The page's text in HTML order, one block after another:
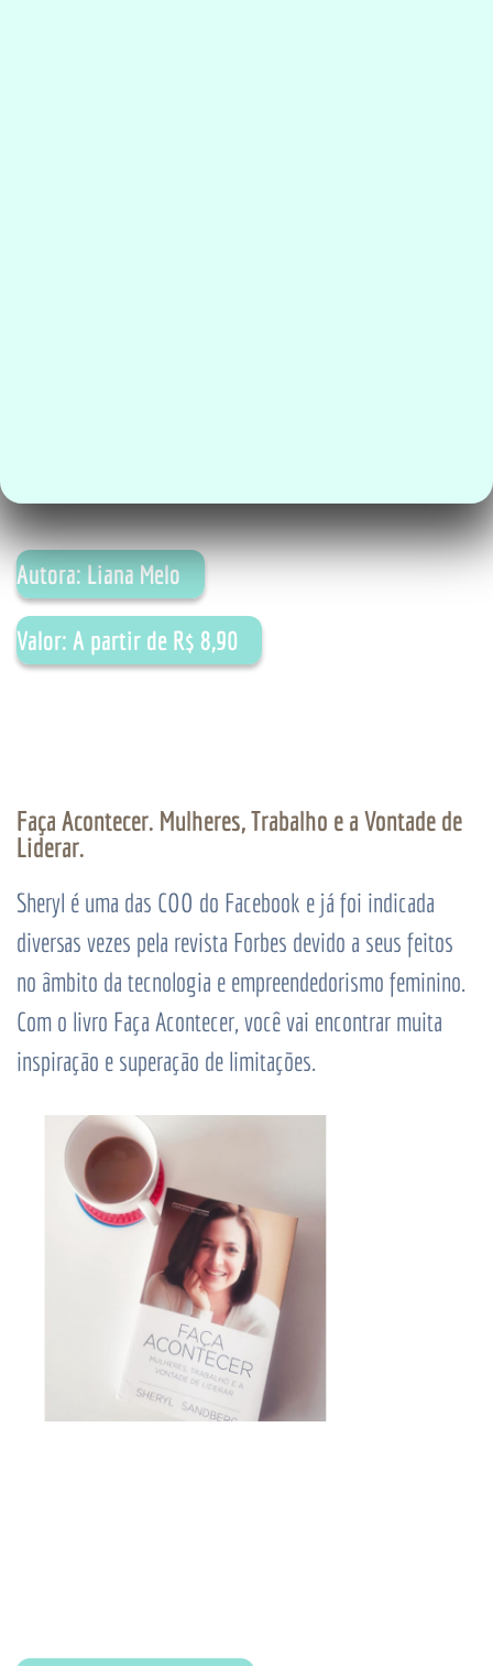
Autora: Liana Melo
Valor: A partir de R$ 8,90
Faça Acontecer. Mulheres, Trabalho e a Vontade de
Liderar.
Sheryl é uma das COO do Facebook e já foi indicada
diversas vezes pela revista Forbes devido a seus feitos
no âmbito da tecnologia e empreendedorismo feminino.
Com o livro Faça Acontecer, você vai encontrar muita
inspiração e superação de limitações.